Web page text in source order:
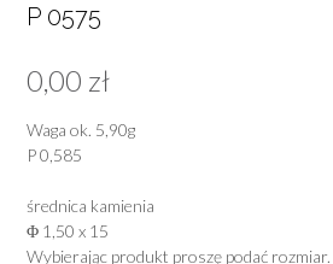
P 0575
0,00 zł
Waga ok. 5,90g
P 0,585
średnica kamienia
Φ 1,50 x 15
Wybierając produkt proszę podać rozmiar.